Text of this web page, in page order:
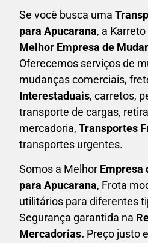
Se você busca uma
para Apucarana, a
Melhor Empresa de
Oferecemos serviços de
mudanças comerciais,
Interestaduais, carretos,
transporte de cargas,
mercadoria, Transportes
transportes urgentes.
Somos a Melhor Empresa
para Apucarana, Frota
utilitários para diferentes
Segurança garantida na
Mercadorias. Preço justo e